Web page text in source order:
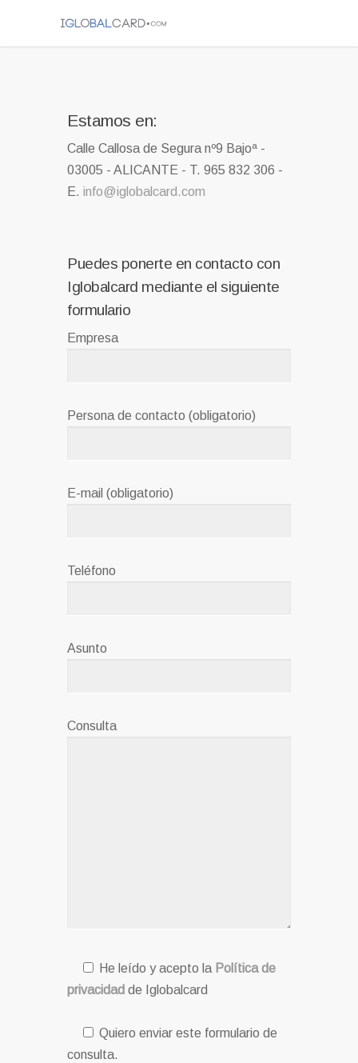
Estamos en:
Calle Callosa de Segura nº9 Bajoª -
03005 - ALICANTE - T. 965 832 306 -
E. info@iglobalcard.com
Puedes ponerte en contacto con
Iglobalcard mediante el siguiente
formulario
Empresa
Persona de contacto (obligatorio)
E-mail (obligatorio)
Teléfono
Asunto
Consulta
He leído y acepto la Política de
privacidad de Iglobalcard
Quiero enviar este formulario de
consulta.